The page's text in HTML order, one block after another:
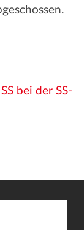
bei der SS-